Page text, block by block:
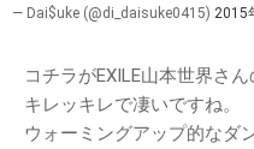
— Dai$uke (@di_daisuke0415) 2015
コチラがEXILE山本世界さん
キレッキレで凄いですね。
ウォーミングアップ的なダ